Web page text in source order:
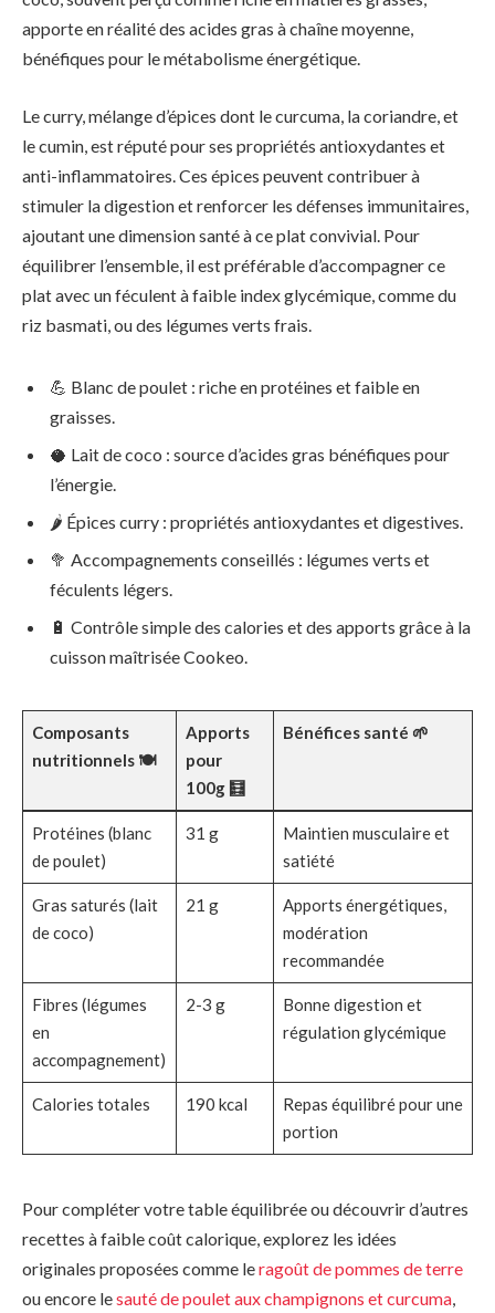
apporte en réalité des acides gras à chaîne moyenne,
bénéfiques pour le métabolisme énergétique.
Le curry, mélange d’épices dont le curcuma, la coriandre, et
le cumin, est réputé pour ses propriétés antioxydantes et
anti-inflammatoires. Ces épices peuvent contribuer à
stimuler la digestion et renforcer les défenses immunitaires,
ajoutant une dimension santé à ce plat convivial. Pour
équilibrer l’ensemble, il est préférable d’accompagner ce
plat avec un féculent à faible index glycémique, comme du
riz basmati, ou des légumes verts frais.
💪 Blanc de poulet : riche en protéines et faible en
graisses.
🥥 Lait de coco : source d’acides gras bénéfiques pour
l’énergie.
🌶️ Épices curry : propriétés antioxydantes et digestives.
🥦 Accompagnements conseillés : légumes verts et
féculents légers.
🔋 Contrôle simple des calories et des apports grâce à la
cuisson maîtrisée Cookeo.
Composants
nutritionnels 🍽️
Apports
pour
100g 🧮
Bénéfices santé 🌱
Protéines (blanc
de poulet)
31 g
Maintien musculaire et
satiété
Gras saturés (lait
de coco)
21 g
Apports énergétiques,
modération
recommandée
Fibres (légumes
en
accompagnement)
2-3 g
Bonne digestion et
régulation glycémique
Calories totales 190 kcal
Repas équilibré pour une
portion
Pour compléter votre table équilibrée ou découvrir d’autres
recettes à faible coût calorique, explorez les idées
originales proposées comme leragoût de pommes de terre
ou encore lesauté de poulet aux champignons et curcuma